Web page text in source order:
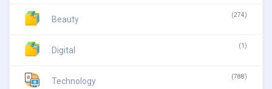
Beauty (274)
Digital (1)
Technology (788)